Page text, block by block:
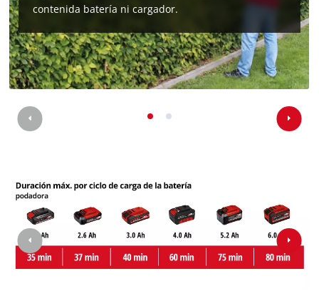
contenida batería ni cargador.